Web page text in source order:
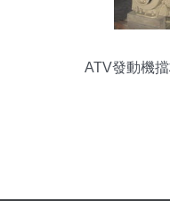
ATV發動機